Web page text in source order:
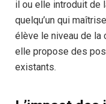
il ou elle introduit de
quelqu’un qui
élève le niveau de la
elle propose des
existants.